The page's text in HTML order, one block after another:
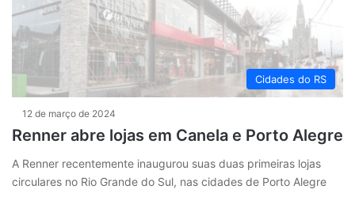
Cidades do RS
12 de março de 2024
Renner abre lojas em Canela e Porto Alegre
A Renner recentemente inaugurou suas duas primeiras lojas
circulares no Rio Grande do Sul, nas cidades de Porto Alegre